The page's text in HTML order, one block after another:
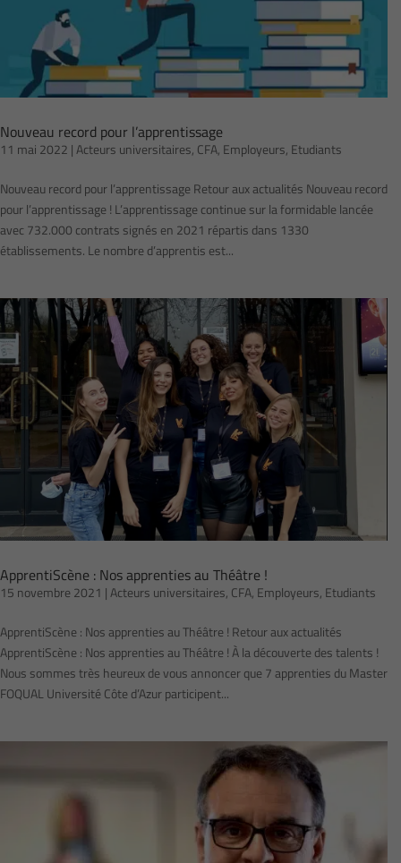
Nouveau record pour l’apprentissage
11 mai 2022 |Acteurs universitaires, CFA, Employeurs, Etudiants
Nouveau record pour l’apprentissage Retour aux actualités Nouveau record
pour l’apprentissage ! L’apprentissage continue sur la formidable lancée
avec 732.000 contrats signés en 2021 répartis dans 1330
établissements. Le nombre d’apprentis est...
ApprentiScène : Nos apprenties au Théâtre !
15 novembre 2021 |Acteurs universitaires, CFA, Employeurs, Etudiants
ApprentiScène : Nos apprenties au Théâtre ! Retour aux actualités
ApprentiScène : Nos apprenties au Théâtre ! À la découverte des talents !
Nous sommes très heureux de vous annoncer que 7 apprenties du Master
FOQUAL Université Côte d’Azur participent...